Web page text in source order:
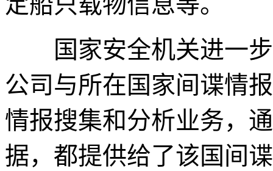
国家安全机关进一步
公司与所在国家间谍情
情报搜集和分析业务，
据，都提供给了该国间